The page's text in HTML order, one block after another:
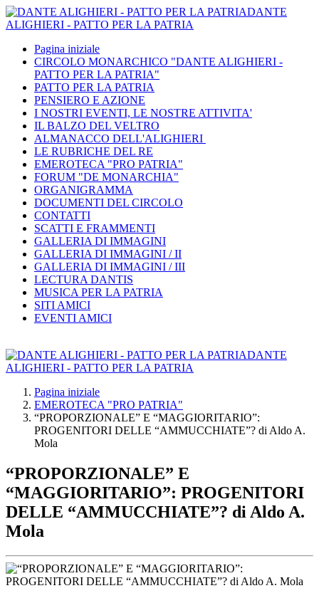
DANTE
ALIGHIERI - PATTO PER LA PATRIA
Pagina iniziale
CIRCOLO MONARCHICO "DANTE ALIGHIERI -
PATTO PER LA PATRIA"
PATTO PER LA PATRIA
PENSIERO E AZIONE
I NOSTRI EVENTI, LE NOSTRE ATTIVITA'
IL BALZO DEL VELTRO
ALMANACCO DELL'ALIGHIERI
LE RUBRICHE DEL RE
EMEROTECA "PRO PATRIA"
FORUM "DE MONARCHIA"
ORGANIGRAMMA
DOCUMENTI DEL CIRCOLO
CONTATTI
SCATTI E FRAMMENTI
GALLERIA DI IMMAGINI
GALLERIA DI IMMAGINI / II
GALLERIA DI IMMAGINI / III
LECTURA DANTIS
MUSICA PER LA PATRIA
SITI AMICI
EVENTI AMICI
DANTE
ALIGHIERI - PATTO PER LA PATRIA
Pagina iniziale
EMEROTECA "PRO PATRIA"
“PROPORZIONALE” E “MAGGIORITARIO”:
PROGENITORI DELLE “AMMUCCHIATE”? di Aldo A.
Mola
“PROPORZIONALE” E
“MAGGIORITARIO”: PROGENITORI
DELLE “AMMUCCHIATE”? di Aldo A.
Mola